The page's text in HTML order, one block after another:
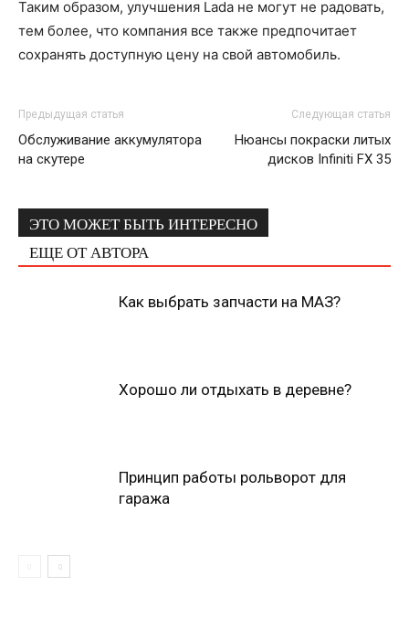
Таким образом, улучшения Lada не могут не радовать,
тем более, что компания все также предпочитает
сохранять доступную цену на свой автомобиль.
Предыдущая статья
Обслуживание аккумулятора
на скутере
Следующая статья
Нюансы покраски литых
дисков Infiniti FX 35
ЭТО МОЖЕТ БЫТЬ ИНТЕРЕСНО
ЕЩЕ ОТ АВТОРА
Как выбрать запчасти на МАЗ?
Хорошо ли отдыхать в деревне?
Принцип работы рольворот для
гаража